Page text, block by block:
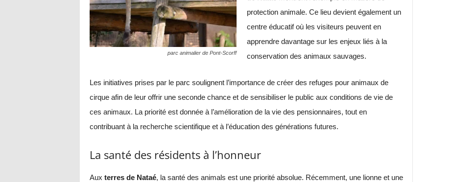
parc animalier de Pont-Scorff
protection animale. Ce lieu devient également un
centre éducatif où les visiteurs peuvent en
apprendre davantage sur les enjeux liés à la
conservation des animaux sauvages.
Les initiatives prises par le parc soulignent l’importance de créer des refuges pour animaux de
cirque afin de leur offrir une seconde chance et de sensibiliser le public aux conditions de vie de
ces animaux. La priorité est donnée à l’amélioration de la vie des pensionnaires, tout en
contribuant à la recherche scientifique et à l’éducation des générations futures.
La santé des résidents à l’honneur
Aux terres de Nataé, la santé des animals est une priorité absolue. Récemment, une lionne et une